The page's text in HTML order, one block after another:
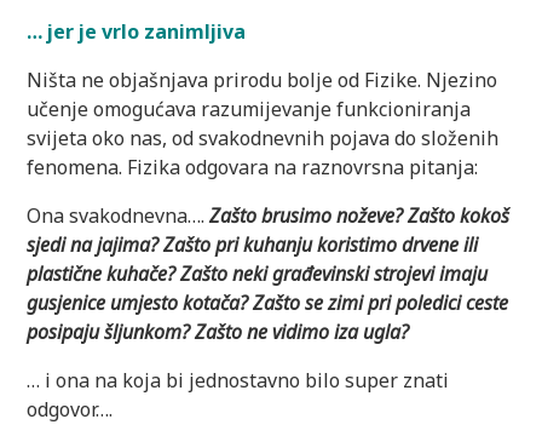
… jer je vrlo zanimljiva
Ništa ne objašnjava prirodu bolje od Fizike. Njezino
učenje omogućava razumijevanje funkcioniranja
svijeta oko nas, od svakodnevnih pojava do složenih
fenomena. Fizika odgovara na raznovrsna pitanja:
Ona svakodnevna….Zašto brusimo noževe? Zašto kokoš
sjedi na jajima? Zašto pri kuhanju koristimo drvene ili
plastične kuhače? Zašto neki građevinski strojevi imaju
gusjenice umjesto kotača? Zašto se zimi pri poledici ceste
posipaju šljunkom? Zašto ne vidimo iza ugla?
… i ona na koja bi jednostavno bilo super znati
odgovor….